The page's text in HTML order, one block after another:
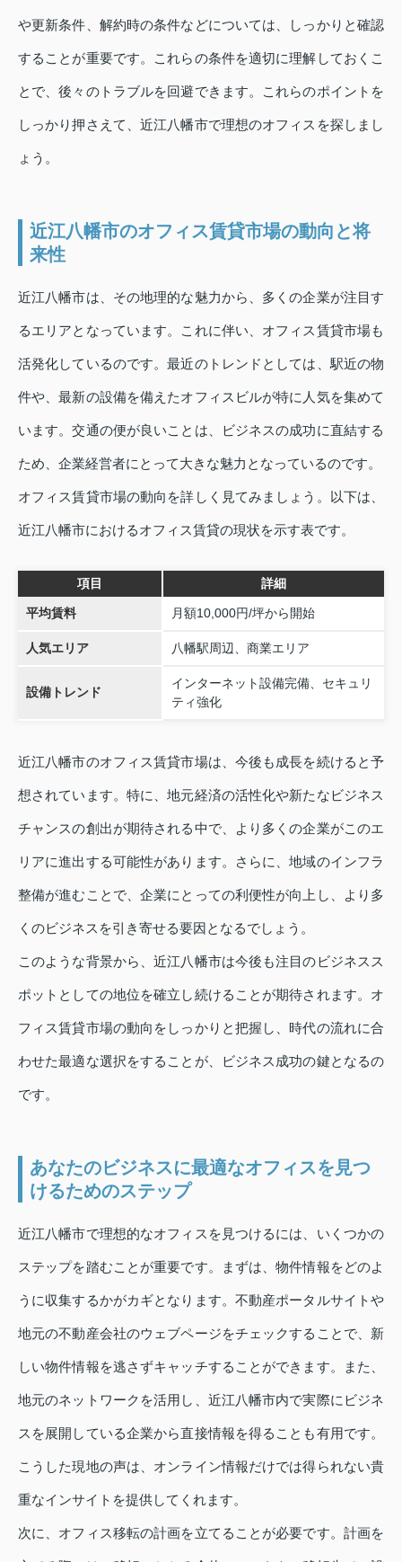
や更新条件、解約時の条件などについては、しっかりと確認
することが重要です。これらの条件を適切に理解しておくこ
とで、後々のトラブルを回避できます。これらのポイントを
しっかり押さえて、近江八幡市で理想のオフィスを探しまし
ょう。
近江八幡市のオフィス賃貸市場の動向と将
来性
近江八幡市は、その地理的な魅力から、多くの企業が注目す
るエリアとなっています。これに伴い、オフィス賃貸市場も
活発化しているのです。最近のトレンドとしては、駅近の物
件や、最新の設備を備えたオフィスビルが特に人気を集めて
います。交通の便が良いことは、ビジネスの成功に直結する
ため、企業経営者にとって大きな魅力となっているのです。
オフィス賃貸市場の動向を詳しく見てみましょう。以下は、
近江八幡市におけるオフィス賃貸の現状を示す表です。
項目 詳細
平均賃料 月額10,000円/坪から開始
人気エリア 八幡駅周辺、商業エリア
設備トレンド
インターネット設備完備、セキュリ
ティ強化
近江八幡市のオフィス賃貸市場は、今後も成長を続けると予
想されています。特に、地元経済の活性化や新たなビジネス
チャンスの創出が期待される中で、より多くの企業がこのエ
リアに進出する可能性があります。さらに、地域のインフラ
整備が進むことで、企業にとっての利便性が向上し、より多
くのビジネスを引き寄せる要因となるでしょう。
このような背景から、近江八幡市は今後も注目のビジネスス
ポットとしての地位を確立し続けることが期待されます。オ
フィス賃貸市場の動向をしっかりと把握し、時代の流れに合
わせた最適な選択をすることが、ビジネス成功の鍵となるの
です。
あなたのビジネスに最適なオフィスを見つ
けるためのステップ
近江八幡市で理想的なオフィスを見つけるには、いくつかの
ステップを踏むことが重要です。まずは、物件情報をどのよ
うに収集するかがカギとなります。不動産ポータルサイトや
地元の不動産会社のウェブページをチェックすることで、新
しい物件情報を逃さずキャッチすることができます。また、
地元のネットワークを活用し、近江八幡市内で実際にビジネ
スを展開している企業から直接情報を得ることも有用です。
こうした現地の声は、オンライン情報だけでは得られない貴
重なインサイトを提供してくれます。
次に、オフィス移転の計画を立てることが必要です。計画を